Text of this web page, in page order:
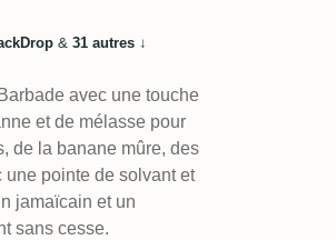
& 31 autres↓
avec une touche
et de mélasse pour
de la banane mûre, des
pointe de solvant et
jamaïcain et un
sans cesse.